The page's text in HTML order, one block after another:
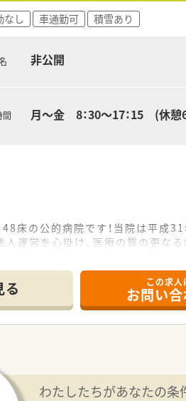
なし 車通勤可 積雪あり
非公開
間 月～金 8：30～17：15 (休憩
床の公的病院です！当院は平成
運営を心掛け、医療の質の更な
は122日で残業もほとんどないの
せください。皆様のご応募お待ち
る この求人
お問い
わたしたちがあなたの条